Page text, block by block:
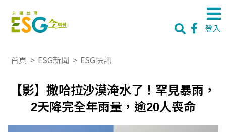
登入
首頁 > ESG新聞 > ESG快訊
【影】撒哈拉沙漠淹水了！罕見暴雨，
2天降完全年雨量，逾20人喪命